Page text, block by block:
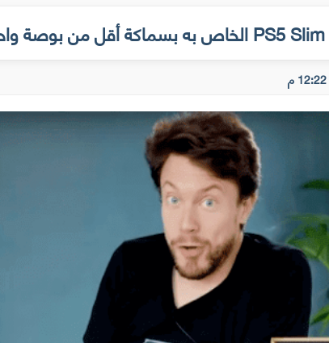
12:22 م